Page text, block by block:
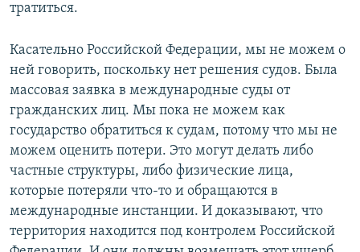
тратиться.
Касательно Российской Федерации, мы не можем о
ней говорить, поскольку нет решения судов. Была
массовая заявка в международные суды от
гражданских лиц. Мы пока не можем как
государство обратиться к судам, потому что мы не
можем оценить потери. Это могут делать либо
частные структуры, либо физические лица,
которые потеряли что-то и обращаются в
международные инстанции. И доказывают, что
территория находится под контролем Российской